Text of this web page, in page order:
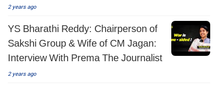
2 years ago
YS Bharathi Reddy: Chairperson of
Sakshi Group & Wife of CM Jagan:
Interview With Prema The Journalist
2 years ago